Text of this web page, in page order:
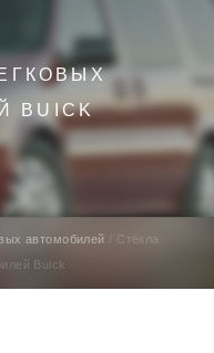
BUICK
автомобилей
Стёкла
Buick